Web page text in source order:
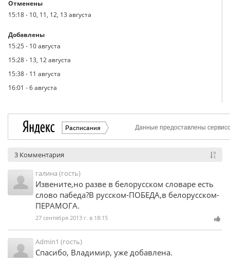
Отменены
15:18- 10, 11, 12, 13 августа
Добавлены
15:25- 10 августа
15:28- 13, 12 августа
15:38- 11 августа
16:01 -6 августа
3 Комментария
галина (гость)
Извените,но разве в белорусском словаре есть
слово пабеда?В русском-ПОБЕДА,в белорусском-
ПЕРАМОГА.
27 сентября 2013 г. в 18:15
Admin1 (гость)
Спасибо, Владимир, уже добавлена.